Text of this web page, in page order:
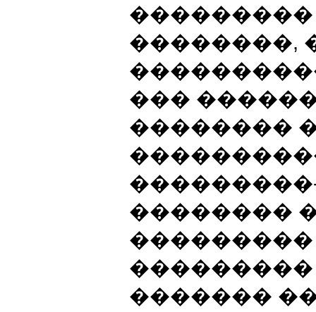
��������,
���
��������
��������
�������